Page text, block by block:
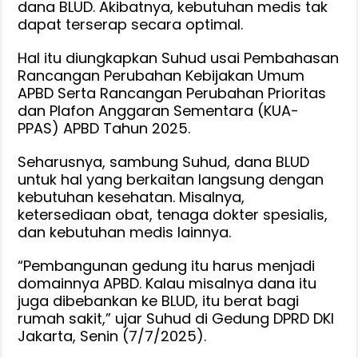
dana BLUD. Akibatnya, kebutuhan medis tak
dapat terserap secara optimal.
Hal itu diungkapkan Suhud usai Pembahasan
Rancangan Perubahan Kebijakan Umum
APBD Serta Rancangan Perubahan Prioritas
dan Plafon Anggaran Sementara (KUA-
PPAS) APBD Tahun 2025.
Seharusnya, sambung Suhud, dana BLUD
untuk hal yang berkaitan langsung dengan
kebutuhan kesehatan. Misalnya,
ketersediaan obat, tenaga dokter spesialis,
dan kebutuhan medis lainnya.
“Pembangunan gedung itu harus menjadi
domainnya APBD. Kalau misalnya dana itu
juga dibebankan ke BLUD, itu berat bagi
rumah sakit,” ujar Suhud di Gedung DPRD DKI
Jakarta, Senin (7/7/2025).